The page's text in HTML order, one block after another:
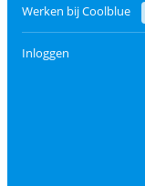
Werken bij Coolblue
Inloggen